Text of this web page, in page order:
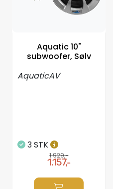
Aquatic 10"
subwoofer, Sølv
AquaticAV
3 STK
1.929,-
1.157,-